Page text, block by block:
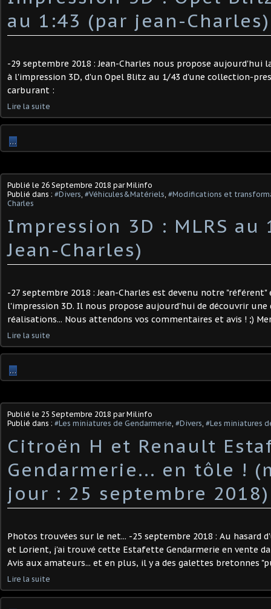
au 1:43 (par jean-Charles)
-29 septembre 2018 : Jean-Charles nous propose aujourd'hui
à l'impression 3D, d'un Opel Blitz au 1/43 d'une collection-
carburant :
Lire la suite
…
Publié le 26 Septembre 2018 par Milinfo
Publié dans : #Divers, #Véhicules&Matériels, #Modifications et
Charles
Impression 3D : MLRS au
Jean-Charles)
-27 septembre 2018 : Jean-Charles est devenu notre "référent"
l'impression 3D. Il nous propose aujourd'hui de découvrir une
réalisations... Nous attendons vos commentaires et avis ! ;)
Lire la suite
…
Publié le 25 Septembre 2018 par Milinfo
Publié dans : #Les miniatures de Gendarmerie, #Divers, #Les miniatures
Citroën H et Renault
Gendarmerie... en tôle !
jour : 25 septembre 2018)
Photos trouvées sur le net... -25 septembre 2018 : Au hasard
et Lorient, j'ai trouvé cette Estafette Gendarmerie en vente
Avis aux amateurs... et en plus, il y a des galettes bretonnes
Lire la suite